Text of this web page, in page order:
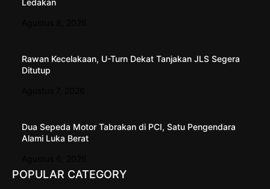
Rawan Kecelakaan, U-Turn Dekat Tanjakan JLS Segera
Ditutup
Dua Sepeda Motor Tabrakan di PCI, Satu Pengendara
Alami Luka Berat
POPULAR CATEGORY